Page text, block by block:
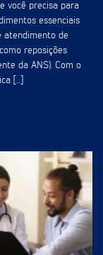
você precisa para
essenciais
atendimento de
reposições
da ANS). Com o
[...]